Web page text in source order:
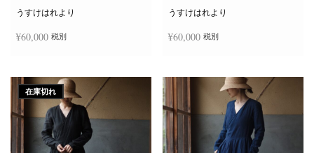
うすけはれより
¥60,000 税別
うすけはれより
¥60,000 税別
在庫切れ